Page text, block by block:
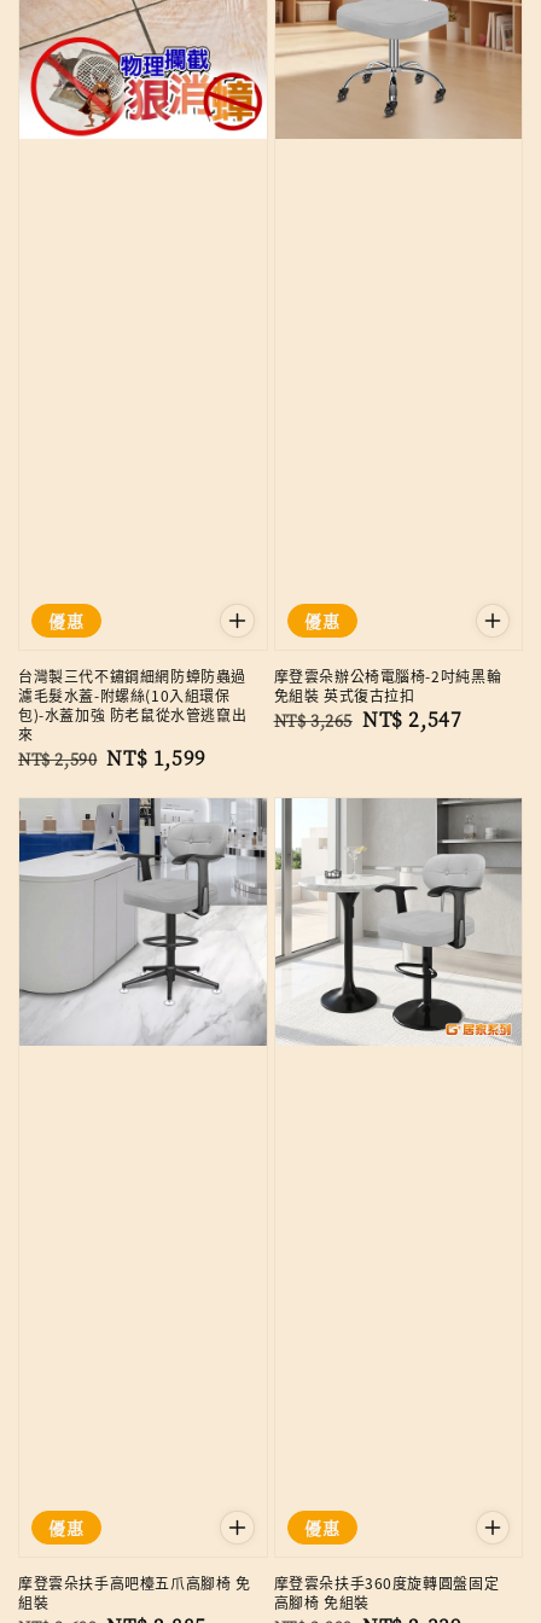
優惠
台灣製三代不鏽鋼細網防蟑防蟲過
濾毛髮水蓋-附螺絲(10入組環保
包)-水蓋加強 防老鼠從水管逃竄出
來
Regular
NT$ 2,590 Sale
NT$ 1,599
優惠
摩登雲朵辦公椅電腦椅-2吋純黑輪
免組裝 英式復古拉扣
Regular
NT$ 3,265 Sale
NT$ 2,547
優惠
摩登雲朵扶手高吧檯五爪高腳椅 免
組裝
優惠
摩登雲朵扶手360度旋轉圓盤固定
高腳椅 免組裝